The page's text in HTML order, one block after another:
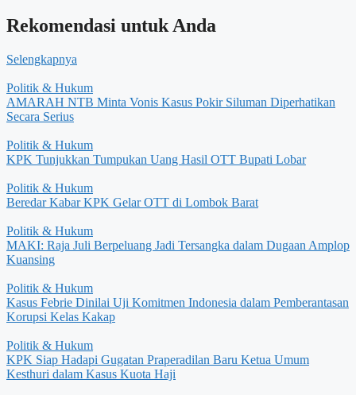
Rekomendasi untuk Anda
Selengkapnya
Politik & Hukum
AMARAH NTB Minta Vonis Kasus Pokir Siluman Diperhatikan
Secara Serius
Politik & Hukum
KPK Tunjukkan Tumpukan Uang Hasil OTT Bupati Lobar
Politik & Hukum
Beredar Kabar KPK Gelar OTT di Lombok Barat
Politik & Hukum
MAKI: Raja Juli Berpeluang Jadi Tersangka dalam Dugaan Amplop
Kuansing
Politik & Hukum
Kasus Febrie Dinilai Uji Komitmen Indonesia dalam Pemberantasan
Korupsi Kelas Kakap
Politik & Hukum
KPK Siap Hadapi Gugatan Praperadilan Baru Ketua Umum
Kesthuri dalam Kasus Kuota Haji